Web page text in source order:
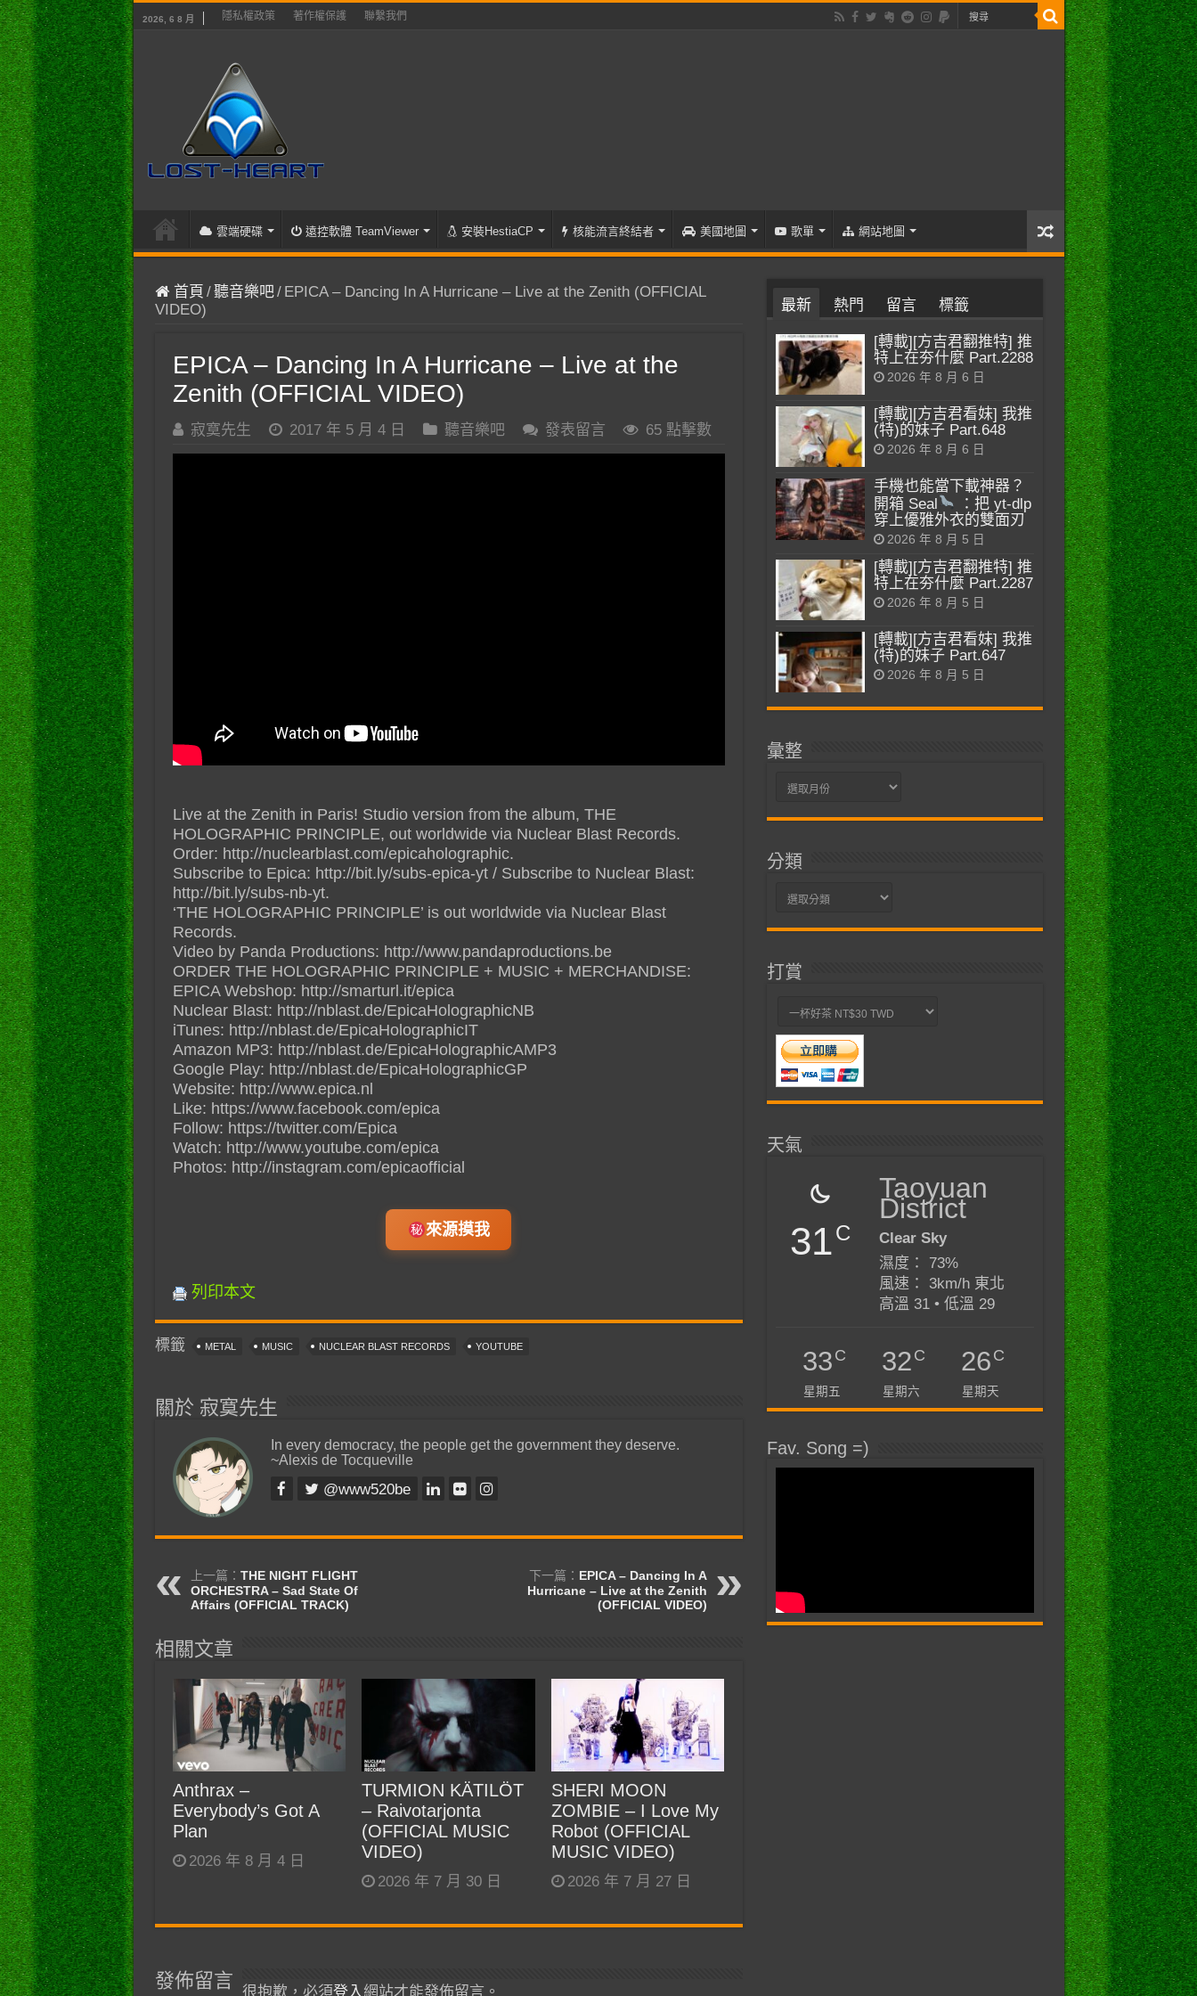
2026, 6 8 月 隱私權政策 著作權保護 聯繫我們
雲端硬碟 遠控軟體 TeamViewer 安裝HestiaCP 核能流言終結者 美國地圖 歌單 網站地圖
首頁 /聽音樂吧/ EPICA – Dancing In A Hurricane – Live at the Zenith (OFFICIAL
VIDEO)
EPICA – Dancing In A Hurricane – Live at the
Zenith (OFFICIAL VIDEO)
寂寞先生 2017 年 5 月 4 日 聽音樂吧 發表留言 65 點擊數
Live at the Zenith in Paris! Studio version from the album, THE
HOLOGRAPHIC PRINCIPLE, out worldwide via Nuclear Blast Records.
Order: http://nuclearblast.com/epicaholographic.
Subscribe to Epica: http://bit.ly/subs-epica-yt / Subscribe to Nuclear Blast:
http://bit.ly/subs-nb-yt.
‘THE HOLOGRAPHIC PRINCIPLE’ is out worldwide via Nuclear Blast
Records.
Video by Panda Productions: http://www.pandaproductions.be
ORDER THE HOLOGRAPHIC PRINCIPLE + MUSIC + MERCHANDISE:
EPICA Webshop: http://smarturl.it/epica
Nuclear Blast: http://nblast.de/EpicaHolographicNB
iTunes: http://nblast.de/EpicaHolographicIT
Amazon MP3: http://nblast.de/EpicaHolographicAMP3
Google Play: http://nblast.de/EpicaHolographicGP
Website: http://www.epica.nl
Like: https://www.facebook.com/epica
Follow: https://twitter.com/Epica
Watch: http://www.youtube.com/epica
Photos: http://instagram.com/epicaofficial
來源摸我
列印本文
標籤 METAL MUSIC NUCLEAR BLAST RECORDS YOUTUBE
關於 寂寞先生
In every democracy, the people get the government they deserve.
~Alexis de Tocqueville
@www520be
上一篇： THE NIGHT FLIGHT
ORCHESTRA – Sad State Of
Affairs (OFFICIAL TRACK)
下一篇： EPICA – Dancing In A
Hurricane – Live at the Zenith
(OFFICIAL VIDEO)
相關文章
Anthrax –
Everybody’s Got A
Plan
2026 年 8 月 4 日
TURMION KÄTILÖT
– Raivotarjonta
(OFFICIAL MUSIC
VIDEO)
2026 年 7 月 30 日
SHERI MOON
ZOMBIE – I Love My
Robot (OFFICIAL
MUSIC VIDEO)
2026 年 7 月 27 日
發佈留言
很抱歉，必須登入 網站才能發佈留言。
最新 熱門 留言 標籤
[轉載][方吉君翻推特] 推
特上在夯什麼 Part.2288
2026 年 8 月 6 日
[轉載][方吉君看妹] 我推
(特)的妹子 Part.648
2026 年 8 月 6 日
手機也能當下載神器？
開箱 Seal
：把 yt-dlp
穿上優雅外衣的雙面刃
2026 年 8 月 5 日
[轉載][方吉君翻推特] 推
特上在夯什麼 Part.2287
2026 年 8 月 5 日
[轉載][方吉君看妹] 我推
(特)的妹子 Part.647
2026 年 8 月 5 日
彙整
彙
分類
分
打賞
天氣
31C
Taoyuan
District
Clear Sky
濕度： 73%
風速： 3km/h 東北
高溫 31 • 低溫 29
33C
星期五
32C
星期六
26C
星期天
Fav. Song =)